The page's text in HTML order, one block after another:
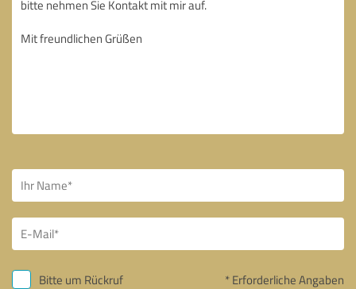
Bitte um Rückruf * Erforderliche Angaben